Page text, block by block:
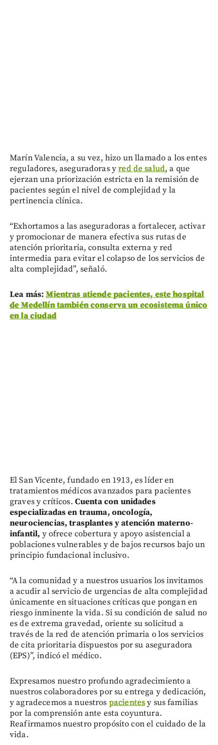
Marín Valencia, a su vez, hizo un llamado a los entes
reguladores, aseguradoras yred de salud, a que
ejerzan una priorización estricta en la remisión de
pacientes según el nivel de complejidad y la
pertinencia clínica.
“Exhortamos a las aseguradoras a fortalecer, activar
y promocionar de manera efectiva sus rutas de
atención prioritaria, consulta externa y red
intermedia para evitar el colapso de los servicios de
alta complejidad”, señaló.
Lea más:Mientras atiende pacientes, este hospital
de Medellín también conserva un ecosistema único
en la ciudad
El San Vicente, fundado en 1913, es líder en
tratamientos médicos avanzados para pacientes
graves y críticos. Cuenta con unidades
especializadas en trauma, oncología,
neurociencias, trasplantes y atención materno-
infantil, y ofrece cobertura y apoyo asistencial a
poblaciones vulnerables y de bajos recursos bajo un
principio fundacional inclusivo.
“A la comunidad y a nuestros usuarios los invitamos
a acudir al servicio de urgencias de alta complejidad
únicamente en situaciones críticas que pongan en
riesgo inminente la vida. Si su condición de salud no
es de extrema gravedad, oriente su solicitud a
través de la red de atención primaria o los servicios
de cita prioritaria dispuestos por su aseguradora
(EPS)”, indicó el médico.
Expresamos nuestro profundo agradecimiento a
nuestros colaboradores por su entrega y dedicación,
y agradecemos a nuestros pacientesy sus familias
por la comprensión ante esta coyuntura.
Reafirmamos nuestro propósito con el cuidado de la
vida.